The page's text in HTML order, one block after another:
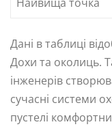
Дані в таблиці
Дохи та околиць.
інженерів
сучасні системи
пустелі